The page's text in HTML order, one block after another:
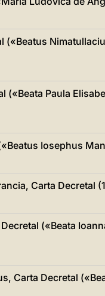
(«Beatus
(«Beata Paula
Iosephus
Carta Decretal
(«Beata
Carta Decretal